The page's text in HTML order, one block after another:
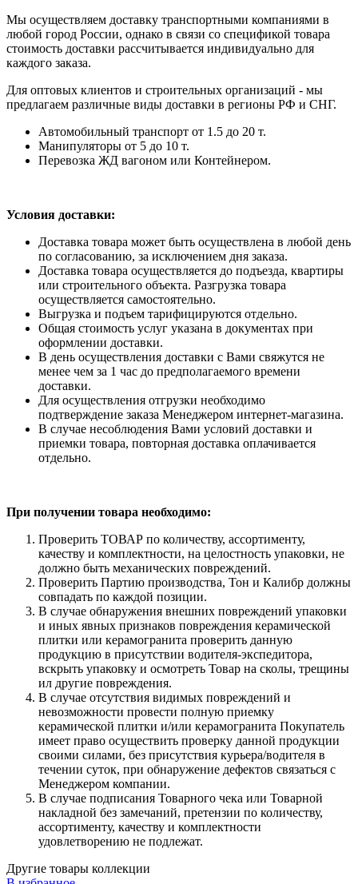
Мы осуществляем доставку транспортными компаниями в
любой город России, однако в связи со спецификой товара
стоимость доставки рассчитывается индивидуально для
каждого заказа.
Для оптовых клиентов и строительных организаций - мы
предлагаем различные виды доставки в регионы РФ и СНГ.
Автомобильный транспорт от 1.5 до 20 т.
Манипуляторы от 5 до 10 т.
Перевозка ЖД вагоном или Контейнером.
Условия доставки:
Доставка товара может быть осуществлена в любой день
по согласованию, за исключением дня заказа.
Доставка товара осуществляется до подъезда, квартиры
или строительного объекта. Разгрузка товара
осуществляется самостоятельно.
Выгрузка и подъем тарифицируются отдельно.
Общая стоимость услуг указана в документах при
оформлении доставки.
В день осуществления доставки с Вами свяжутся не
менее чем за 1 час до предполагаемого времени
доставки.
Для осуществления отгрузки необходимо
подтверждение заказа Менеджером интернет-магазина.
В случае несоблюдения Вами условий доставки и
приемки товара, повторная доставка оплачивается
отдельно.
При получении товара необходимо:
Проверить ТОВАР по количеству, ассортименту,
качеству и комплектности, на целостность упаковки, не
должно быть механических повреждений.
Проверить Партию производства, Тон и Калибр должны
совпадать по каждой позиции.
В случае обнаружения внешних повреждений упаковки
и иных явных признаков повреждения керамической
плитки или керамогранита проверить данную
продукцию в присутствии водителя-экспедитора,
вскрыть упаковку и осмотреть Товар на сколы, трещины
ил другие повреждения.
В случае отсутствия видимых повреждений и
невозможности провести полную приемку
керамической плитки и/или керамогранита Покупатель
имеет право осуществить проверку данной продукции
своими силами, без присутствия курьера/водителя в
течении суток, при обнаружение дефектов связаться с
Менеджером компании.
В случае подписания Товарного чека или Товарной
накладной без замечаний, претензии по количеству,
ассортименту, качеству и комплектности
удовлетворению не подлежат.
Другие товары коллекции